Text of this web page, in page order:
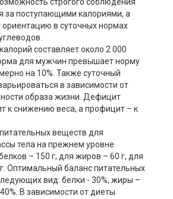
строгого соблюдения
за поступающими калориями, а
ориентацию в суточных нормах
составляет около 2 000
для мужчин превышает норму
на 10%. Также суточный
в зависимости от
образа жизни. Дефицит
к снижению веса, а профицит – к
веществ для
тела на прежнем уровне
– 150 г, для жиров – 60 г, для
Оптимальный баланс питательных
вид: белки - 30%, жиры –
В зависимости от диеты